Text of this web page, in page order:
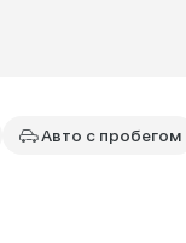
Авто с пробегом